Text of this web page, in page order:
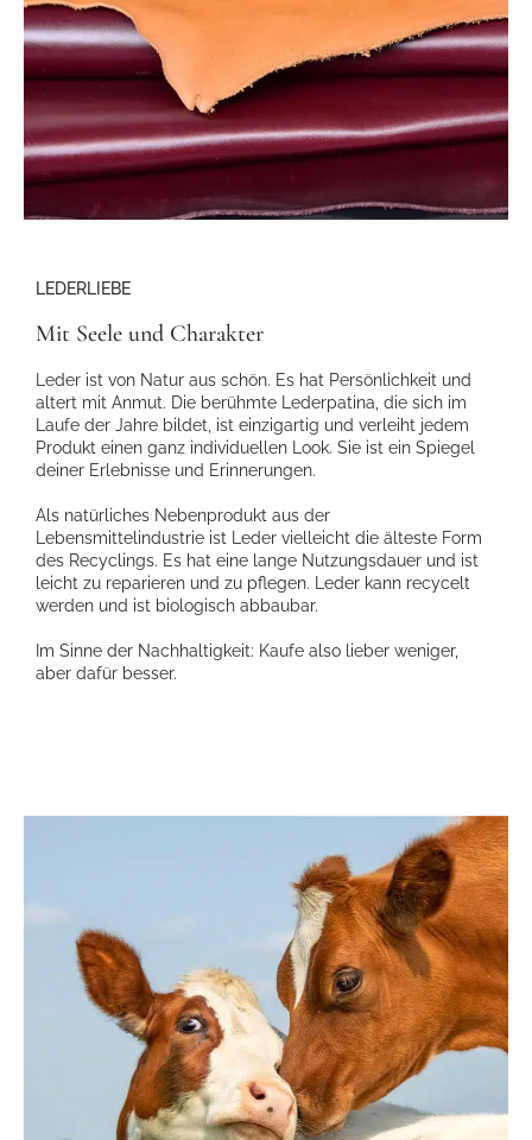
LEDERLIEBE
Mit Seele und Charakter
Leder ist von Natur aus schön. Es hat Persönlichkeit und
altert mit Anmut. Die berühmte Lederpatina, die sich im
Laufe der Jahre bildet, ist einzigartig und verleiht jedem
Produkt einen ganz individuellen Look. Sie ist ein Spiegel
deiner Erlebnisse und Erinnerungen.
Als natürliches Nebenprodukt aus der
Lebensmittelindustrie ist Leder vielleicht die älteste Form
des Recyclings. Es hat eine lange Nutzungsdauer und ist
leicht zu reparieren und zu pflegen. Leder kann recycelt
werden und ist biologisch abbaubar.
Im Sinne der Nachhaltigkeit: Kaufe also lieber weniger,
aber dafür besser.